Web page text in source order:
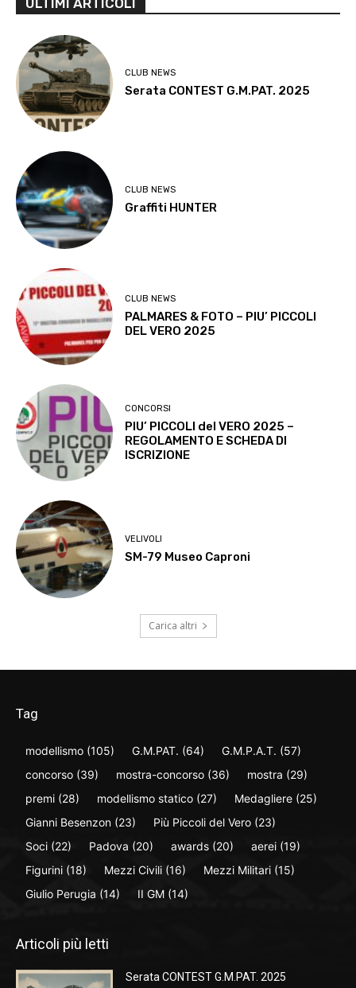
CLUB NEWS
Serata CONTEST G.M.PAT. 2025
CLUB NEWS
Graffiti HUNTER
CLUB NEWS
PALMARES & FOTO – PIU’ PICCOLI
DEL VERO 2025
CONCORSI
PIU’ PICCOLI del VERO 2025 –
REGOLAMENTO E SCHEDA DI
ISCRIZIONE
VELIVOLI
SM-79 Museo Caproni
Carica altri
Tag
modellismo (105) G.M.PAT. (64) G.M.P.A.T. (57)
concorso (39) mostra-concorso (36) mostra (29)
premi (28) modellismo statico (27) Medagliere (25)
Gianni Besenzon (23) Più Piccoli del Vero (23)
Soci (22) Padova (20) awards (20) aerei (19)
Figurini (18) Mezzi Civili (16) Mezzi Militari (15)
Giulio Perugia (14) II GM (14)
Articoli più letti
Serata CONTEST G.M.PAT. 2025